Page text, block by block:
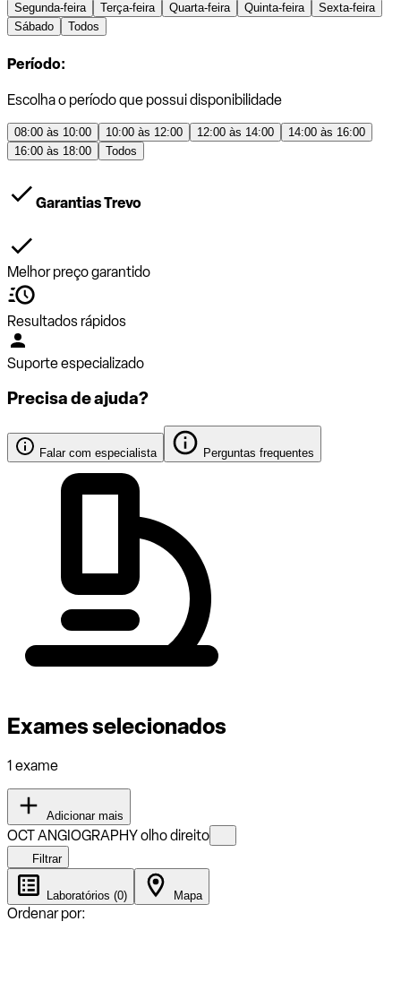
Segunda-feira Terça-feira Quarta-feira Quinta-feira
Sexta-feira
Sábado
Todos
Período:
Escolha o período que possui disponibilidade
08:00 às 10:00 10:00 às 12:00 12:00 às 14:00
14:00 às 16:00
16:00 às 18:00
Todos
Garantias Trevo
Melhor preço garantido
Resultados rápidos
Suporte especializado
Precisa de ajuda?
Falar com especialista Perguntas frequentes
Exames selecionados
1 exame
Adicionar mais
OCT ANGIOGRAPHY olho direito
Filtrar
Laboratórios (0) Mapa
Ordenar por: